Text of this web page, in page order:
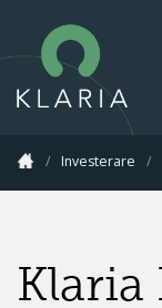
/ Investerare /
Klaria